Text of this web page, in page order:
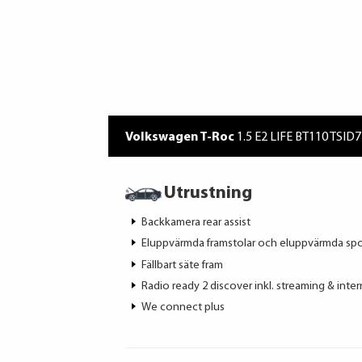
Volkswagen T-Roc 1.5 E2 LIFE BT110
Utrustning
Backkamera rear assist
Eluppvärmda framstolar och eluppvärmda
Fällbart säte fram
Radio ready 2 discover inkl. streaming &
We connect plus